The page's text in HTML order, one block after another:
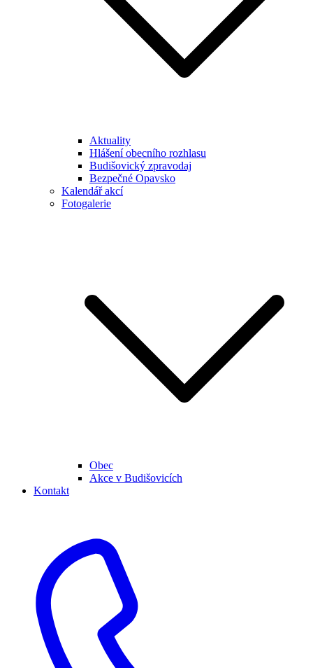
Aktuality
Hlášení obecního rozhlasu
Budišovický zpravodaj
Bezpečné Opavsko
Kalendář akcí
Fotogalerie
Obec
Akce v Budišovicích
Kontakt